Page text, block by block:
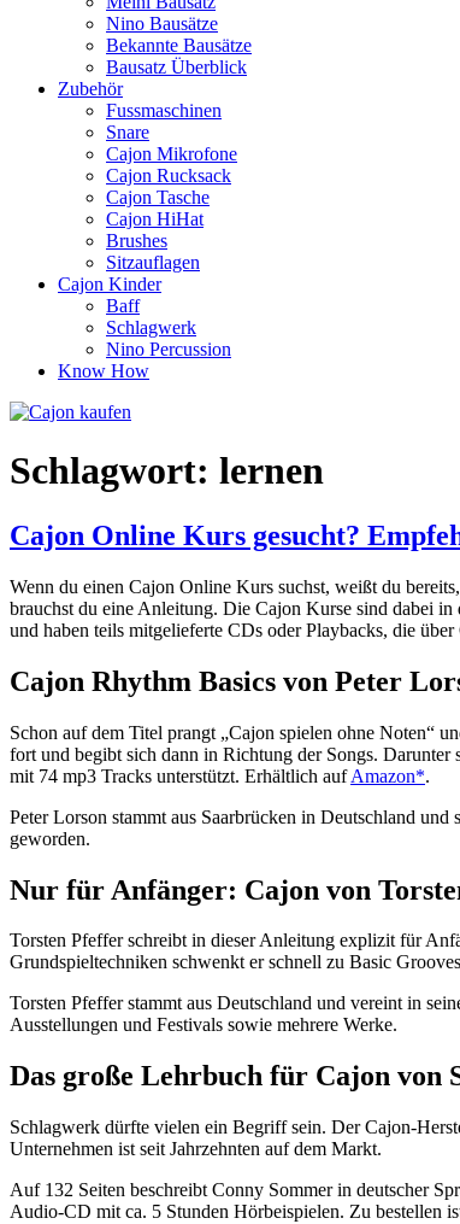
Nino Bausätze
Bekannte Bausätze
Bausatz Überblick
Zubehör
Fussmaschinen
Snare
Cajon Mikrofone
Cajon Rucksack
Cajon Tasche
Cajon HiHat
Brushes
Sitzauflagen
Cajon Kinder
Baff
Schlagwerk
Nino Percussion
Know How
Schlagwort: lernen
Cajon Online Kurs gesucht?
Wenn du einen Cajon Online Kurs suchst, weißt du
brauchst du eine Anleitung. Die Cajon Kurse sind dabei
und haben teils mitgelieferte CDs oder Playbacks, die
Cajon Rhythm Basics von Peter
Schon auf dem Titel prangt „Cajon spielen ohne Noten“
fort und begibt sich dann in Richtung der Songs.
mit 74 mp3 Tracks unterstützt. Erhältlich aufAmazon*.
Peter Lorson stammt aus Saarbrücken in Deutschland
geworden.
Nur für Anfänger: Cajon von
Torsten Pfeffer schreibt in dieser Anleitung explizit für
Grundspieltechniken schwenkt er schnell zu Basic
Torsten Pfeffer stammt aus Deutschland und vereint in
Ausstellungen und Festivals sowie mehrere Werke.
Das große Lehrbuch für Cajon von
Schlagwerk dürfte vielen ein Begriff sein. Der Cajon-
Unternehmen ist seit Jahrzehnten auf dem Markt.
Auf 132 Seiten beschreibt Conny Sommer in deutscher
Audio-CD mit ca. 5 Stunden Hörbeispielen. Zu bestellen